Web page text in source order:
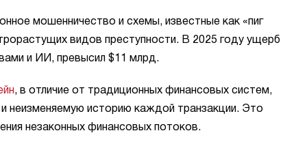
мошенничество и схемы, известные как «пиг
видов преступности. В 2025 году ущерб
и ИИ, превысил $11 млрд.
, в отличие от традиционных финансовых систем,
неизменяемую историю каждой транзакции. Это
незаконных финансовых потоков.